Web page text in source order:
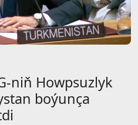
niň Howpsuzlyk
boýunça